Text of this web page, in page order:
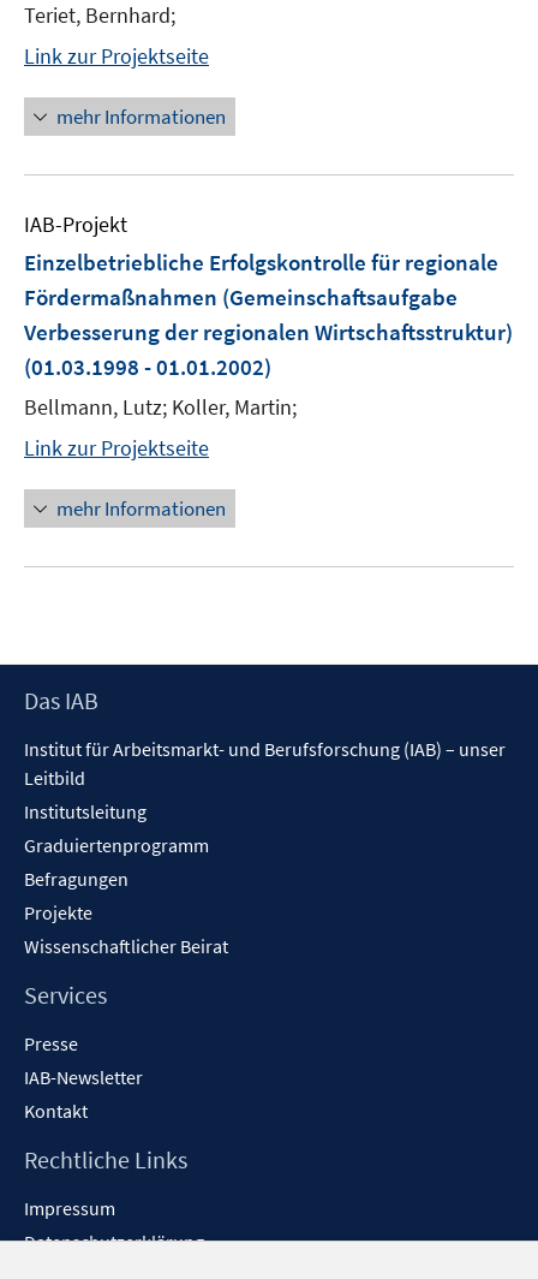
Teriet, Bernhard;
Link zur Projektseite
mehr Informationen
IAB-Projekt
Einzelbetriebliche Erfolgskontrolle für regionale
Fördermaßnahmen (Gemeinschaftsaufgabe
Verbesserung der regionalen Wirtschaftsstruktur)
(01.03.1998 - 01.01.2002)
Bellmann, Lutz; Koller, Martin;
Link zur Projektseite
mehr Informationen
Footer
Das IAB
Institut für Arbeitsmarkt- und Berufsforschung (IAB) – unser
Leitbild
Institutsleitung
Graduiertenprogramm
Befragungen
Projekte
Wissenschaftlicher Beirat
Services
Presse
IAB-Newsletter
Kontakt
Rechtliche Links
Impressum
Datenschutzerklärung